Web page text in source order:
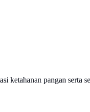
ketahanan pangan